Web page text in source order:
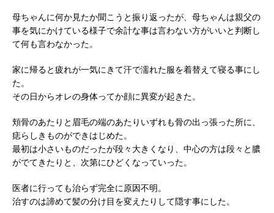
母ちゃんに何か見たか聞こうと振り返ったが、母ちゃんは親父の
事を気にかけている様子で余計な事は言わない方がいいと判断し
て何も言わなかった。
家に帰ると疲れが一気にきて汗で濡れた服を着替えて寝る事にし
た。
その日からオレの身体ってか顔に異変が起きた。
頬骨のあたりと眉毛の端のあたりいずれも骨の出っ張った所に、
痣らしきものができはじめた。
最初は小さいものだったが段々大きくなり、中心の方は段々と膿
がでてきたりと、次第にひどくなっていった。
医者に行っても治らず完全に原因不明。
治すのは諦めて髪の分け目を変えたりして隠す事にした。